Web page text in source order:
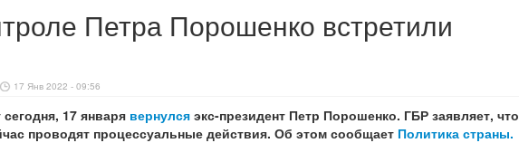
Петра Порошенко встретили
17 Янв 2022 - 09:56
17 января вернулся экс-президент Петр Порошенко. ГБР заявляет, что
проводят процессуальные действия. Об этом сообщает Политика страны.